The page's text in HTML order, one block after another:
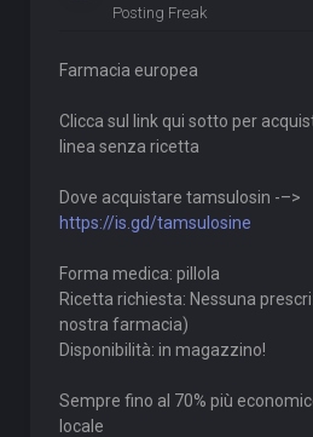
Posting Freak
Farmacia europea
Clicca sul link qui sotto per
linea senza ricetta
Dove acquistare tamsulosin -–>
https://is.gd/tamsulosine
Forma medica: pillola
Ricetta richiesta: Nessuna
nostra farmacia)
Disponibilità: in magazzino!
Sempre fino al 70% più
locale